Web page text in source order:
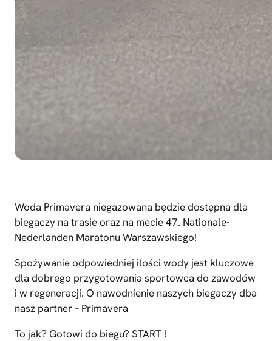
Woda Primavera niegazowana będzie dostępna dla
biegaczy na trasie oraz na mecie 47. Nationale-
Nederlanden Maratonu Warszawskiego!
Spożywanie odpowiedniej ilości wody jest kluczowe
dla dobrego przygotowania sportowca do zawodów
i w regeneracji. O nawodnienie naszych biegaczy dba
nasz partner – Primavera
To jak? Gotowi do biegu? START !